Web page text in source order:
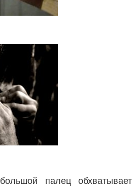
палец